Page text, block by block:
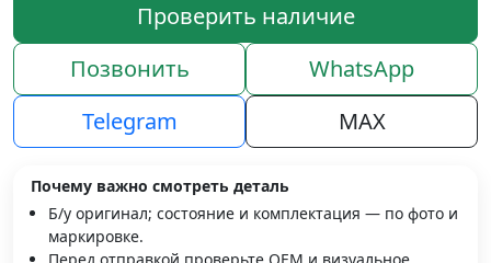
Проверить наличие
Позвонить
WhatsApp
Telegram
MAX
Почему важно смотреть деталь
Б/у оригинал; состояние и комплектация — по фото и
маркировке.